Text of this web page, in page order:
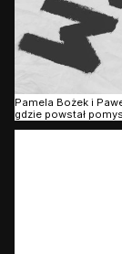
Pamela Bożek i
gdzie powstał